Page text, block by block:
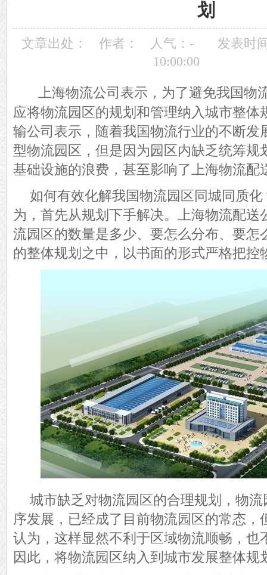
划
文章出处： 作者： 人气： -
发表时
10:00:00
上海物流公司表示，为了避免我国物
应将物流园区的规划和管理纳入城市整体
输公司表示，随着我国物流行业的不断发
型物流园区，但是因为园区内缺乏统筹规
基础设施的浪费，甚至影响了上海物流配
如何有效化解我国物流园区同城同质化
为， 首先从规划下手解决。
上海物流配
流园区的数量是多少、要怎么分布、要怎
的整体规划之中，以书面的形式严格把控
城市缺乏对物流园区的合理规划，物流
序发展， 已经成了目前物流园区的常态，
认为，这样显然不利于区域物流顺畅，也
因此， 将物流园区纳入到城市发展整体规